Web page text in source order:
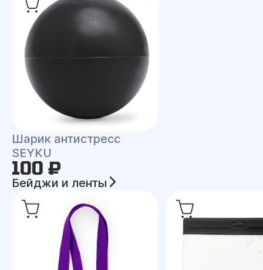
Шарик антистресс
SEYKU
100 ₽
Бейджи и ленты